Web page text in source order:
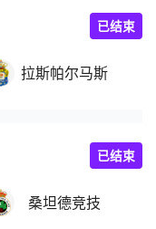
拉斯帕尔马斯
已结束
桑坦德竞技
已结束